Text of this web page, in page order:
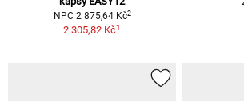
NPC 2 875,64 Kč2
2 305,82 Kč1